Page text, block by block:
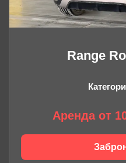
Range
Аренда от